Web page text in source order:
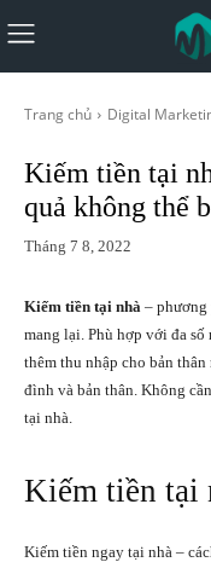
Trang chủ Digital
Kiếm tiền tại
quả không thể
Tháng 7 8, 2022
Kiếm tiền tại nhà – phương
mang lại. Phù hợp với đa
thêm thu nhập cho bản
đình và bản thân. Không
tại nhà.
Kiếm tiền tại
Kiếm tiền ngay tại nhà –